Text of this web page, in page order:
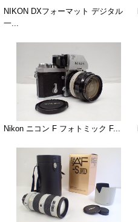
NIKON DXフォーマット デジタル
一...
Nikon ニコン F フォトミック F...